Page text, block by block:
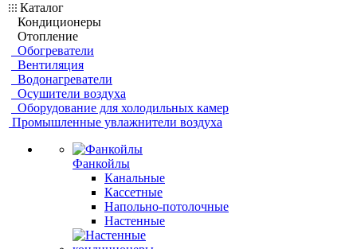
Каталог
Кондиционеры
Отопление
Обогреватели
Вентиляция
Водонагреватели
Осушители воздуха
Оборудование для холодильных камер
Промышленные увлажнители воздуха
Фанкойлы
Канальные
Кассетные
Напольно-потолочные
Настенные